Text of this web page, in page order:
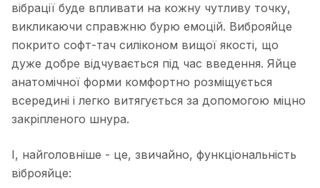
вібрації буде впливати на кожну чутливу точку,
викликаючи справжню бурю емоцій. Виброяйце
покрито софт-тач силіконом вищої якості, що
дуже добре відчувається під час введення. Яйце
анатомічної форми комфортно розміщується
всередині і легко витягується за допомогою міцно
закріпленого шнура.
І, найголовніше - це, звичайно, функціональність
віброяйце: